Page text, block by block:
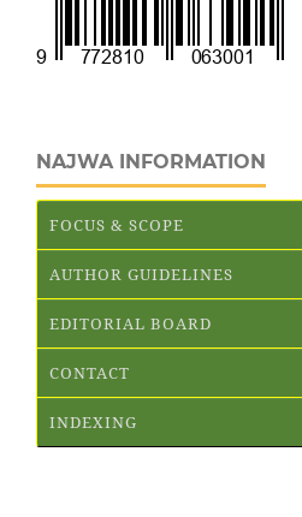
NAJWA INFORMATION
FOCUS & SCOPE
AUTHOR GUIDELINES
EDITORIAL BOARD
CONTACT
INDEXING